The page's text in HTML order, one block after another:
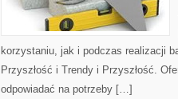
korzystaniu, jak i podczas realizacji
Przyszłość i Trendy i Przyszłość.
odpowiadać na potrzeby […]